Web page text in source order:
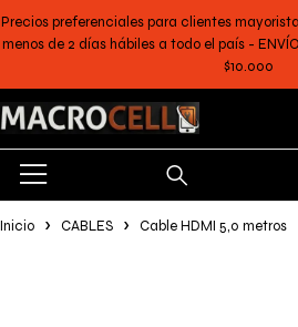
Precios preferenciales para clientes
menos de 2 días hábiles a todo el país -
$10.000
Inicio CABLES Cable HDMI 5,0 metros